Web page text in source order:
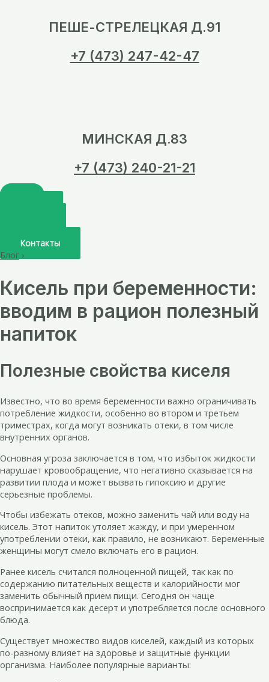
ПЕШЕ-СТРЕЛЕЦКАЯ Д.91
+7 (473) 247-42-47
МИНСКАЯ Д.83
+7 (473) 240-21-21
Контакты
Блог ›
Кисель при беременности:
вводим в рацион полезный
напиток
Полезные свойства киселя
Известно, что во время беременности важно ограничивать
потребление жидкости, особенно во втором и третьем
триместрах, когда могут возникать отеки, в том числе
внутренних органов.
Основная угроза заключается в том, что избыток жидкости
нарушает кровообращение, что негативно сказывается на
развитии плода и может вызвать гипоксию и другие
серьезные проблемы.
Чтобы избежать отеков, можно заменить чай или воду на
кисель. Этот напиток утоляет жажду, и при умеренном
употреблении отеки, как правило, не возникают. Беременные
женщины могут смело включать его в рацион.
Ранее кисель считался полноценной пищей, так как по
содержанию питательных веществ и калорийности мог
заменить обычный прием пищи. Сегодня он чаще
воспринимается как десерт и употребляется после основного
блюда.
Существует множество видов киселей, каждый из которых
по-разному влияет на здоровье и защитные функции
организма. Наиболее популярные варианты: